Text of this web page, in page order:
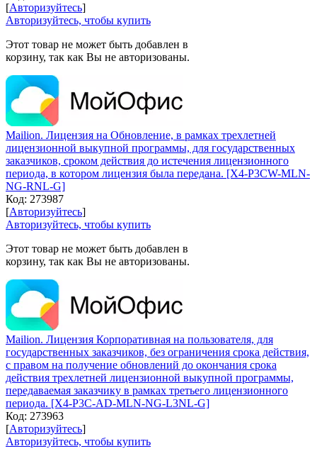
[Авторизуйтесь]
Авторизуйтесь, чтобы купить
Этот товар не может быть добавлен в
корзину, так как Вы не авторизованы.
Mailion. Лицензия на Обновление, в рамках трехлетней
лицензионной выкупной программы, для государственных
заказчиков, сроком действия до истечения лицензионного
периода, в котором лицензия была передана. [X4-P3CW-MLN-
NG-RNL-G]
Код: 273987
[Авторизуйтесь]
Авторизуйтесь, чтобы купить
Этот товар не может быть добавлен в
корзину, так как Вы не авторизованы.
Mailion. Лицензия Корпоративная на пользователя, для
государственных заказчиков, без ограничения срока действия,
с правом на получение обновлений до окончания срока
действия трехлетней лицензионной выкупной программы,
передаваемая заказчику в рамках третьего лицензионного
периода. [X4-P3C-AD-MLN-NG-L3NL-G]
Код: 273963
[Авторизуйтесь]
Авторизуйтесь, чтобы купить